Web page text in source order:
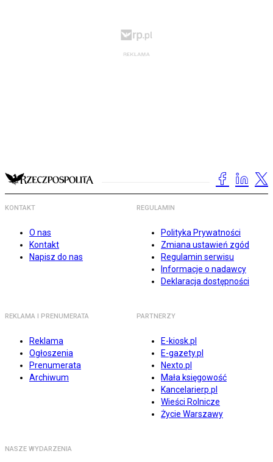
KONTAKT
O nas
Kontakt
Napisz do nas
REGULAMIN
Polityka Prywatności
Zmiana ustawień zgód
Regulamin serwisu
Informacje o nadawcy
Deklaracja dostępności
REKLAMA I PRENUMERATA
Reklama
Ogłoszenia
Prenumerata
Archiwum
PARTNERZY
E-kiosk.pl
E-gazety.pl
Nexto.pl
Mała księgowość
Kancelarierp.pl
Wieści Rolnicze
Życie Warszawy
NASZE WYDARZENIA